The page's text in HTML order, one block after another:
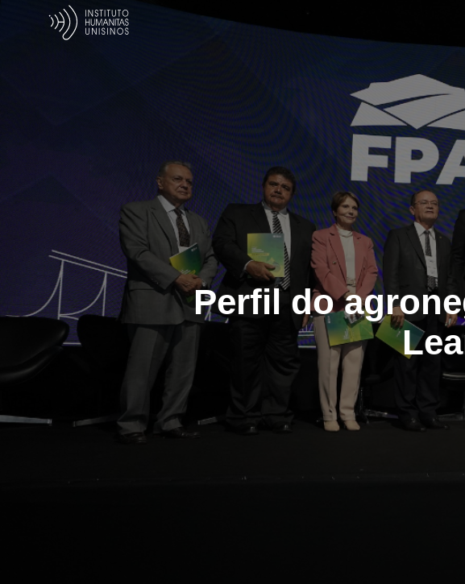
Perfil do